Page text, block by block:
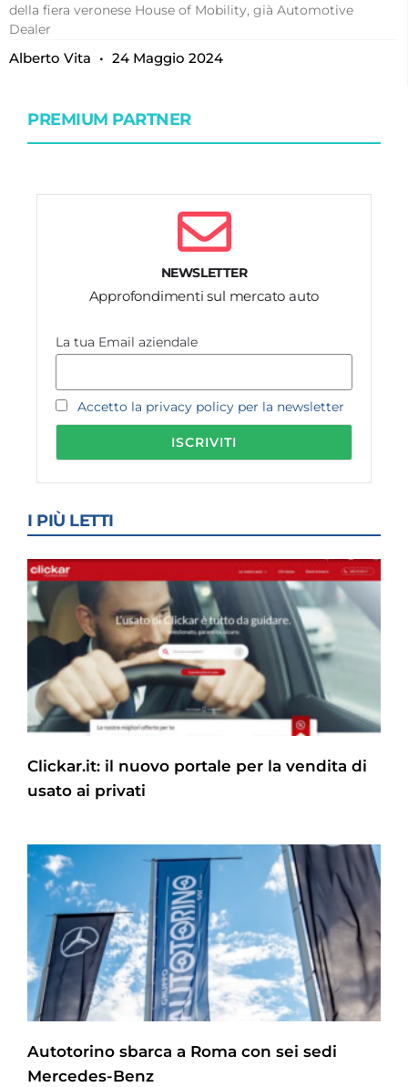
della fiera veronese House of Mobility, già Automotive
Dealer
Alberto Vita 24 Maggio 2024
PREMIUM PARTNER
NEWSLETTER
Approfondimenti sul mercato auto
La tua Email aziendale
Accetto la privacy policy per la newsletter
I PIÙ LETTI
Clickar.it: il nuovo portale per la vendita di
usato ai privati
Autotorino sbarca a Roma con sei sedi
Mercedes-Benz